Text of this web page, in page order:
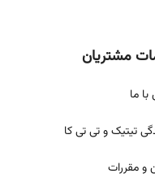
مشتریان
ما
تیتیک و تی تی کا
و مقررات